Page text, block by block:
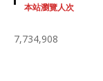
本站瀏覽人次
7,734,908